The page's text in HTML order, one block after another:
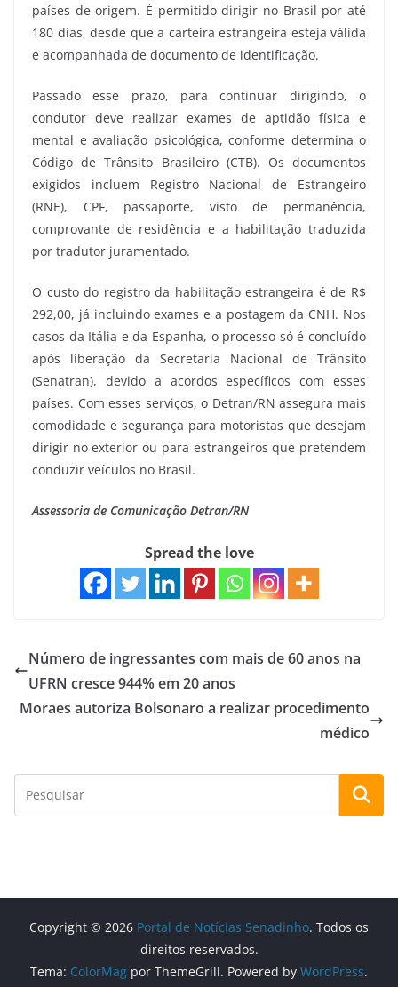
países de origem. É permitido dirigir no Brasil por até
180 dias, desde que a carteira estrangeira esteja válida
e acompanhada de documento de identificação.
Passado esse prazo, para continuar dirigindo, o
condutor deve realizar exames de aptidão física e
mental e avaliação psicológica, conforme determina o
Código de Trânsito Brasileiro (CTB). Os documentos
exigidos incluem Registro Nacional de Estrangeiro
(RNE), CPF, passaporte, visto de permanência,
comprovante de residência e a habilitação traduzida
por tradutor juramentado.
O custo do registro da habilitação estrangeira é de R$
292,00, já incluindo exames e a postagem da CNH. Nos
casos da Itália e da Espanha, o processo só é concluído
após liberação da Secretaria Nacional de Trânsito
(Senatran), devido a acordos específicos com esses
países. Com esses serviços, o Detran/RN assegura mais
comodidade e segurança para motoristas que desejam
dirigir no exterior ou para estrangeiros que pretendem
conduzir veículos no Brasil.
Assessoria de Comunicação Detran/RN
Spread the love
Número de ingressantes com mais de 60 anos na
UFRN cresce 944% em 20 anos
Moraes autoriza Bolsonaro a realizar procedimento
médico
Copyright © 2026 Portal de Notícias Senadinho. Todos os
direitos reservados.
Tema: ColorMag por ThemeGrill. Powered by WordPress.